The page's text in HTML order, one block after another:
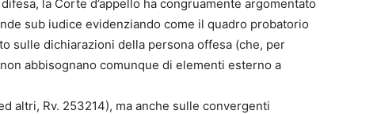
la Corte d’appello ha congruamente argomentato
sub iudice evidenziando come il quadro probatorio
sulle dichiarazioni della persona offesa (che, per
abbisognano comunque di elementi esterno a
altri, Rv. 253214), ma anche sulle convergenti